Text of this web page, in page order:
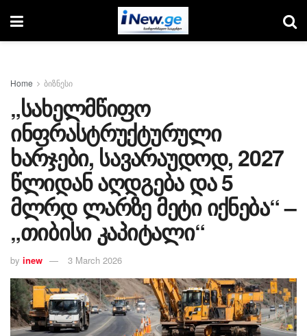
Home ბიზნესი
„სახელმწიფო
ინფრასტრუქტურული
ხარჯები, სავარაუდოდ, 2027
წლიდან აღდგება და 5
მლრდ ლარზე მეტი იქნება“ –
„თიბისი კაპიტალი“
by inew 3 March 2026